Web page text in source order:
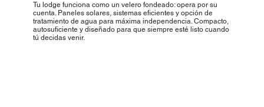
Tu lodge funciona como un velero fondeado: opera por su
cuenta. Paneles solares, sistemas eficientes y opción de
tratamiento de agua para máxima independencia. Compacto,
autosuficiente y diseñado para que siempre esté listo cuando
tú decidas venir.